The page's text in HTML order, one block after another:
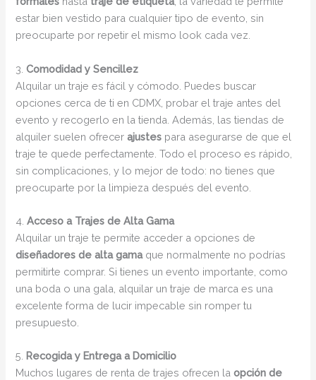
estar bien vestido para cualquier tipo de evento, sin
preocuparte por repetir el mismo look cada vez.
3.Comodidad y Sencillez
Alquilar un traje es fácil y cómodo. Puedes buscar
opciones cerca de ti en CDMX, probar el traje antes del
evento y recogerlo en la tienda. Además, las tiendas de
alquiler suelen ofrecerajustes para asegurarse de que el
traje te quede perfectamente. Todo el proceso es rápido,
sin complicaciones, y lo mejor de todo: no tienes que
preocuparte por la limpieza después del evento.
4.Acceso a Trajes de Alta Gama
Alquilar un traje te permite acceder a opciones de
diseñadores de alta gamaque normalmente no podrías
permitirte comprar. Si tienes un evento importante, como
una boda o una gala, alquilar un traje de marca es una
excelente forma de lucir impecable sin romper tu
presupuesto.
5. Recogida y Entrega a Domicilio
Muchos lugares de renta de trajes ofrecen laopción de